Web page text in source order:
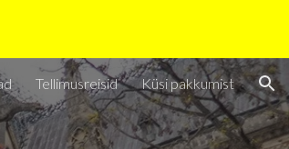
Tellimusreisid Küsi pakkumist